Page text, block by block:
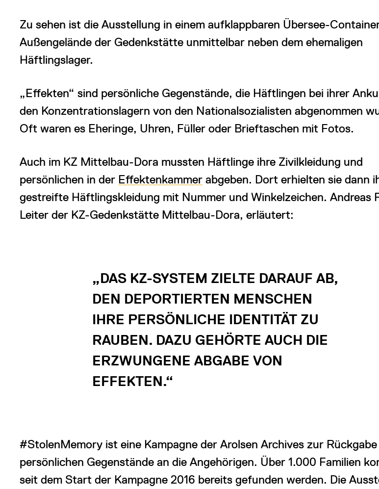
Zu sehen ist die Ausstellung in einem aufklappbaren Übersee-
Außengelände der Gedenkstätte unmittelbar neben dem ehemaligen
Häftlingslager.
„Effekten“ sind persönliche Gegenstände, die Häftlingen bei ihrer
den Konzentrationslagern von den Nationalsozialisten abgenommen
Oft waren es Eheringe, Uhren, Füller oder Brieftaschen mit Fotos.
Auch im KZ Mittelbau-Dora mussten Häftlinge ihre Zivilkleidung und
persönlichen in der Effektenkammer abgeben. Dort erhielten sie dann
gestreifte Häftlingskleidung mit Nummer und Winkelzeichen. Andreas
Leiter der KZ-Gedenkstätte Mittelbau-Dora, erläutert:
„DAS KZ-SYSTEM ZIELTE DARAUF AB,
DEN DEPORTIERTEN MENSCHEN
IHRE PERSÖNLICHE IDENTITÄT ZU
RAUBEN. DAZU GEHÖRTE AUCH DIE
ERZWUNGENE ABGABE VON
EFFEKTEN.“
#StolenMemory ist eine Kampagne der Arolsen Archives zur
persönlichen Gegenstände an die Angehörigen. Über 1.000 Familien
seit dem Start der Kampagne 2016 bereits gefunden werden. Die